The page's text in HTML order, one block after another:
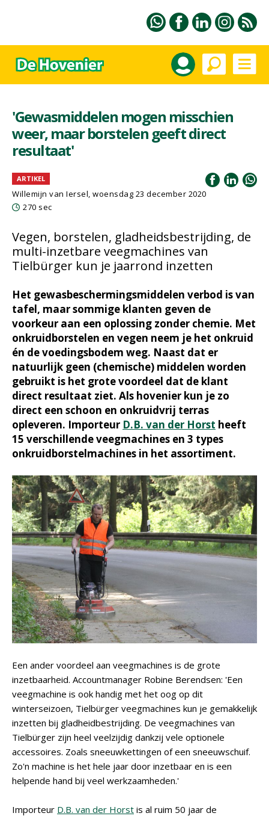
'Gewasmiddelen mogen misschien
weer, maar borstelen geeft direct
resultaat'
ARTIKEL
Willemijn van Iersel, woensdag 23 december 2020
270 sec
Vegen, borstelen, gladheidsbestrijding, de
multi-inzetbare veegmachines van
Tielbürger kun je jaarrond inzetten
Het gewasbeschermingsmiddelen verbod is van
tafel, maar sommige klanten geven de
voorkeur aan een oplossing zonder chemie. Met
onkruidborstelen en vegen neem je het onkruid
én de voedingsbodem weg. Naast dat er
natuurlijk geen (chemische) middelen worden
gebruikt is het grote voordeel dat de klant
direct resultaat ziet. Als hovenier kun je zo
direct een schoon en onkruidvrij terras
opleveren. Importeur D.B. van der Horst heeft
15 verschillende veegmachines en 3 types
onkruidborstelmachines in het assortiment.
Een ander voordeel aan veegmachines is de grote
inzetbaarheid. Accountmanager Robine Berendsen: 'Een
veegmachine is ook handig met het oog op dit
winterseizoen, Tielbürger veegmachines kun je gemakkelijk
inzetten bij gladheidbestrijding. De veegmachines van
Tielbürger zijn heel veelzijdig dankzij vele optionele
accessoires. Zoals sneeuwkettingen of een sneeuwschuif.
Zo'n machine is het hele jaar door inzetbaar en is een
helpende hand bij veel werkzaamheden.'
Importeur D.B. van der Horst is al ruim 50 jaar de